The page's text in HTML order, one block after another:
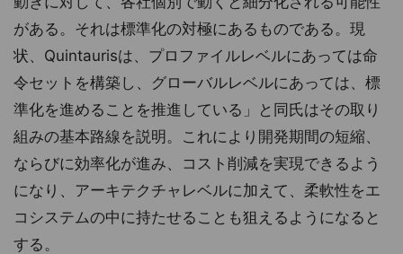
がある。それは標準化の対極にあるものである。現
状、Quintaurisは、プロファイルレベルにあっては命
令セットを構築し、グローバルレベルにあっては、標
準化を進めることを推進している」と同氏はその取り
組みの基本路線を説明。これにより開発期間の短縮、
ならびに効率化が進み、コスト削減を実現できるよう
になり、アーキテクチャレベルに加えて、柔軟性をエ
コシステムの中に持たせることも狙えるようになると
する。